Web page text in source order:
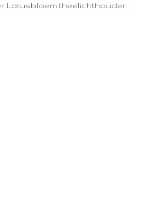
Lotusbloem theelichthouder…